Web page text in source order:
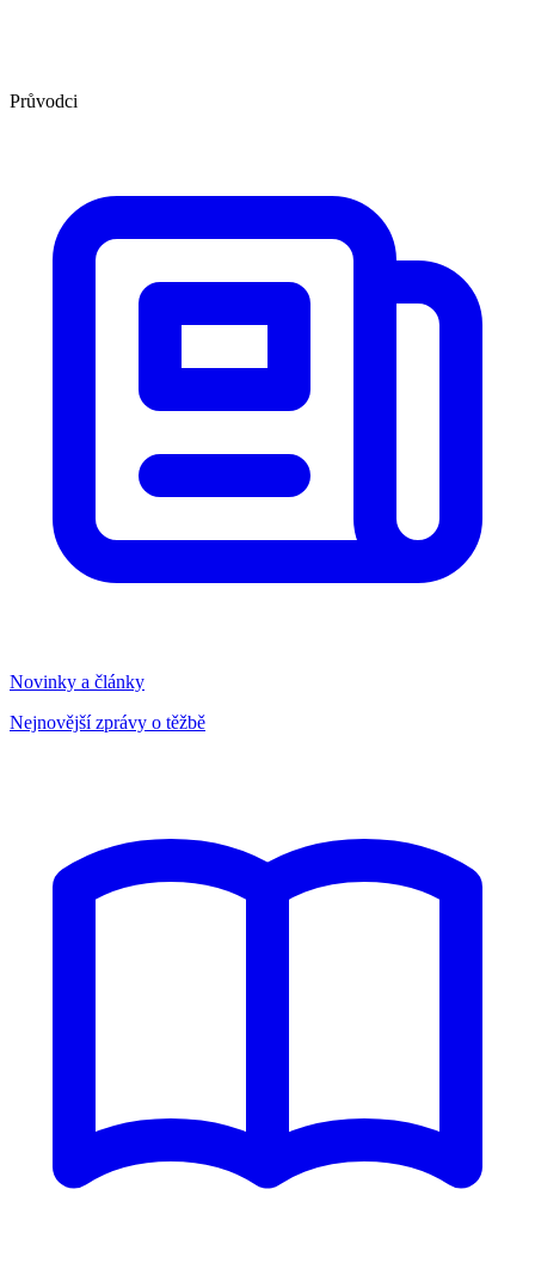
Průvodci
Novinky a články
Nejnovější zprávy o těžbě